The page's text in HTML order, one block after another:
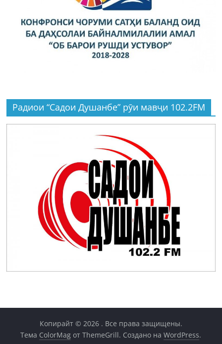
Радиои “Садои Душанбе” рӯи мавҷи 102.2FM
Копирайт © 2026 . Все права защищены.
Тема ColorMag от ThemeGrill. Создано наWordPress.